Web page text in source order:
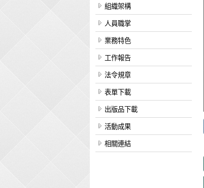
組織架構
人員職掌
業務特色
工作報告
法令規章
表單下載
出版品下載
活動成果
相關連結